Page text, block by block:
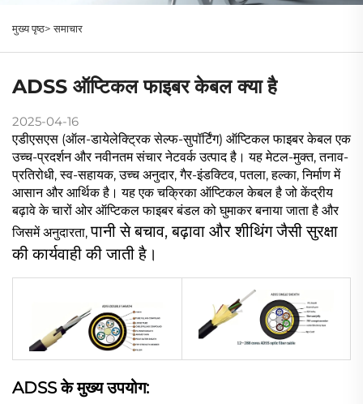
मुख्य पृष्ठ> समाचार
ADSS ऑप्टिकल फाइबर केबल क्या है
2025-04-16
एडीएसएस (ऑल-डायेलेक्ट्रिक सेल्फ-सुपॉर्टिंग) ऑप्टिकल फाइबर केबल एक
उच्च-प्रदर्शन और नवीनतम संचार नेटवर्क उत्पाद है। यह मेटल-मुक्त, तनाव-
प्रतिरोधी, स्व-सहायक, उच्च अनुदार, गैर-इंडक्टिव, पतला, हल्का, निर्माण में
आसान और आर्थिक है। यह एक चक्रिका ऑप्टिकल केबल है जो केंद्रीय
बढ़ावे के चारों ओर ऑप्टिकल फाइबर बंडल को घुमाकर बनाया जाता है और
जिसमें अनुदारता,पानी से बचाव, बढ़ावा और शीथिंग जैसी सुरक्षा
की कार्यवाही की जाती है।
ADSS के मुख्य उपयोग: